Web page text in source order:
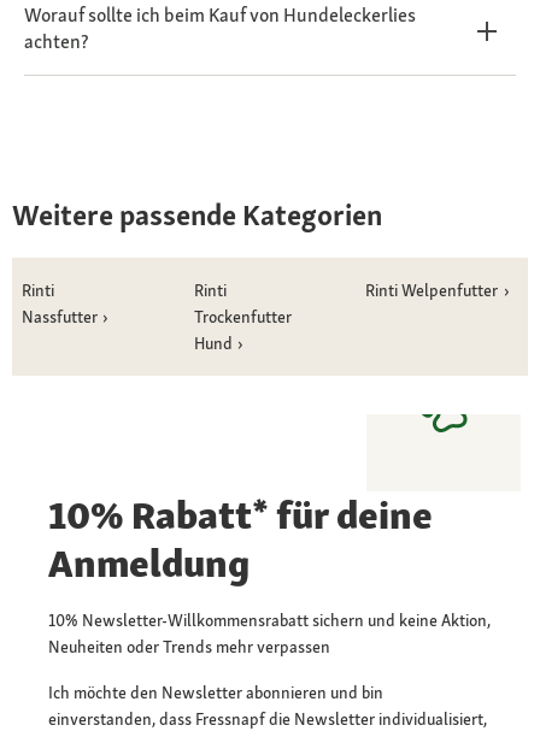
Worauf sollte ich beim Kauf von Hundeleckerlies
achten?
Weitere passende Kategorien
Rinti
Nassfutter
Rinti
Trockenfutter
Hund
Rinti Welpenfutter
10% Rabatt* für deine
Anmeldung
10% Newsletter-Willkommensrabatt sichern und keine Aktion,
Neuheiten oder Trends mehr verpassen
Ich möchte den Newsletter abonnieren und bin
einverstanden, dass Fressnapf die Newsletter individualisiert,